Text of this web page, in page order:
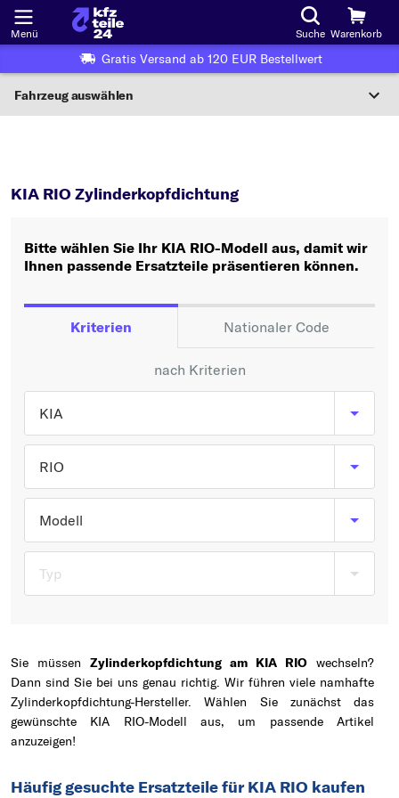
Menü Suche Warenkorb
Gratis Versand ab 120 EUR Bestellwert
Fahrzeug auswählen
Wo finde ich die?
Oder
Hersteller wählen
Typ wählen
KIA RIO Zylinderkopfdichtung
Bitte wählen Sie Ihr KIA RIO-Modell aus, damit wir
Ihnen passende Ersatzteile präsentieren können.
Kriterien Nationaler Code
nach Kriterien
KIA
RIO
Modell
Typ
Sie müssen Zylinderkopfdichtung am KIA RIO wechseln?
Dann sind Sie bei uns genau richtig. Wir führen viele namhafte
Zylinderkopfdichtung-Hersteller. Wählen Sie zunächst das
gewünschte KIA RIO-Modell aus, um passende Artikel
anzuzeigen!
Häufig gesuchte Ersatzteile für KIA RIO kaufen